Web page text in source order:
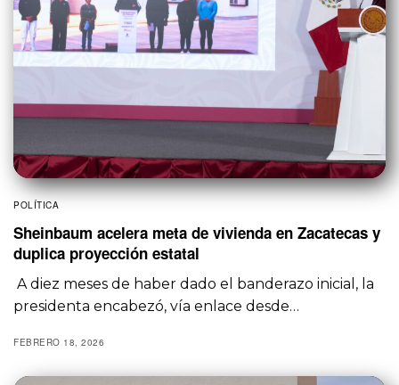
POLÍTICA
Sheinbaum acelera meta de vivienda en Zacatecas y
duplica proyección estatal
A diez meses de haber dado el banderazo inicial, la
presidenta encabezó, vía enlace desde…
FEBRERO 18, 2026